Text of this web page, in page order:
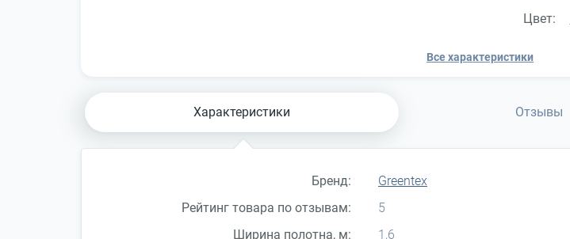
Цвет:
Все характеристики
Характеристики Отзывы
Бренд:
Greentex
Рейтинг товара по отзывам:
5
Ширина полотна, м:
1,6